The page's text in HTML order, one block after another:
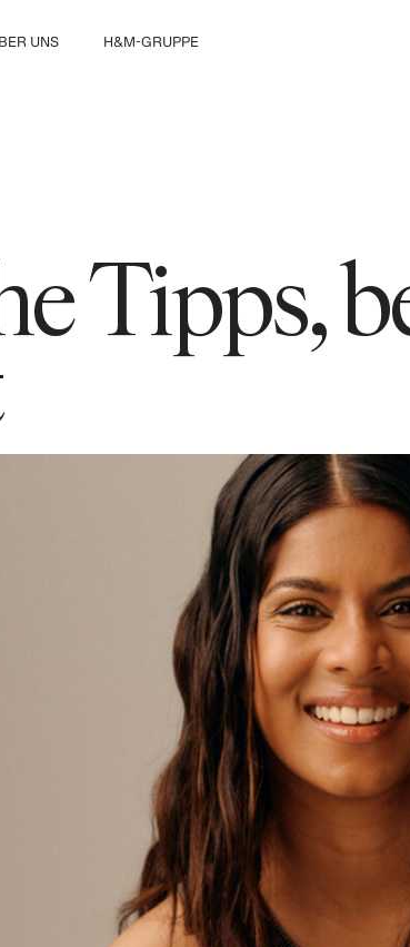
UNS
H&M-GRUPPE
Tipps,